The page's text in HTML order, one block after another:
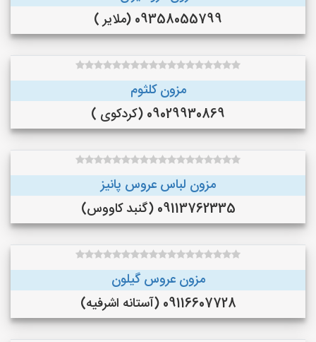
09358055799 (ملایر )
مزون کلثوم
09029930869 (کردکوی )
مزون لباس عروس پانیز
09113762335 (گنبد کاووس)
مزون عروس گیلون
09116607728 (آستانه اشرفیه)